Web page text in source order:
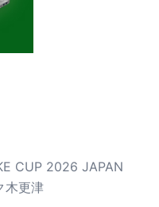
CUP 2026 JAPAN
木更津